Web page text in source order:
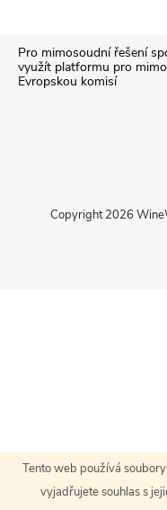
Tento web používá
vyjadřujete souhlas s
ZPro mimosoudní řešení
využít platformu pro
Evropskou komisí
Copyright 2026